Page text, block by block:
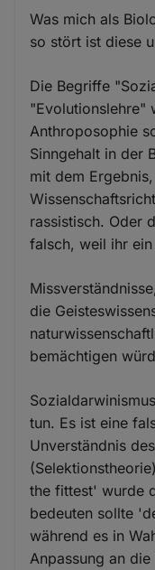
Was mich als
so stört ist diese
Die Begriffe
"Evolutionslehre"
Anthroposophie
Sinngehalt in der
mit dem
rassistisch. Oder
falsch, weil ihr
die
bemächtigen
tun. Es ist eine
Unverständnis
the fittest' wurde
bedeuten sollte
während es in
Anpassung an